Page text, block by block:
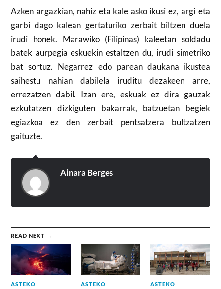
Azken argazkian, nahiz eta kale asko ikusi ez, argi eta
garbi dago kalean gertaturiko zerbait biltzen duela
irudi honek. Marawiko (Filipinas) kaleetan soldadu
batek aurpegia eskuekin estaltzen du, irudi simetriko
bat sortuz. Negarrez edo parean daukana ikustea
saihestu nahian dabilela iruditu dezakeen arre,
errezatzen dabil. Izan ere, eskuak ez dira gauzak
ezkutatzen dizkiguten bakarrak, batzuetan begiek
egiazkoa ez den zerbait pentsatzera bultzatzen
gaituzte.
Ainara Berges
READ NEXT →
ASTEKO
ASTEKO
ASTEKO